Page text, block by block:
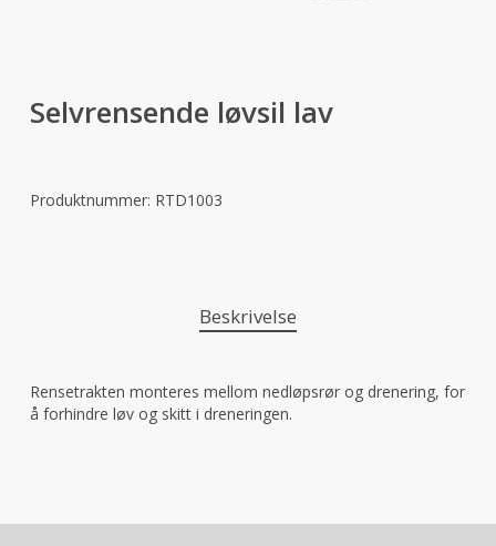
Selvrensende løvsil lav
Produktnummer: RTD1003
Beskrivelse
Rensetrakten monteres mellom nedløpsrør og drenering, for
å forhindre løv og skitt i dreneringen.